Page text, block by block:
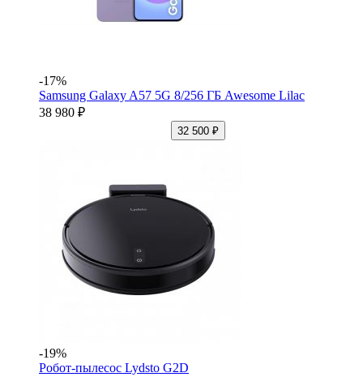
-17%
Samsung Galaxy A57 5G 8/256 ГБ Awesome Lilac
38 980 ₽
32 500 ₽
-19%
Робот-пылесос Lydsto G2D